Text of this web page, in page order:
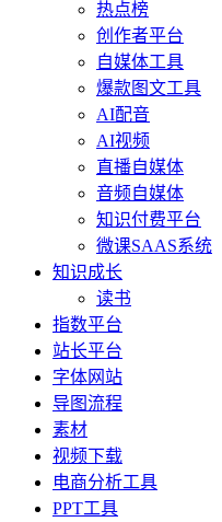
热点榜
创作者平台
自媒体工具
爆款图文工具
AI配音
AI视频
直播自媒体
音频自媒体
知识付费平台
微课SAAS系统
知识成长
读书
指数平台
站长平台
字体网站
导图流程
素材
视频下载
电商分析工具
PPT工具